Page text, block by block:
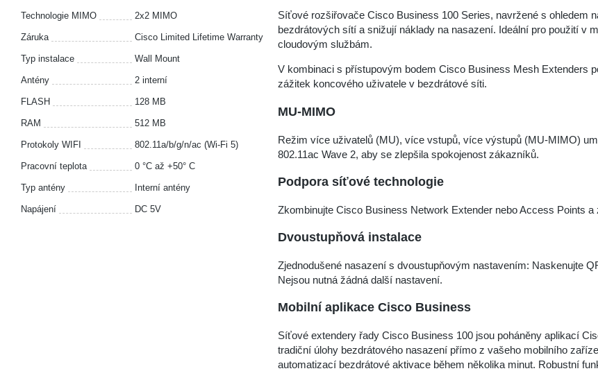
Technologie MIMO 2x2 MIMO
Záruka Cisco Limited Lifetime Warranty
Typ instalace Wall Mount
Antény 2 interní
FLASH 128 MB
RAM 512 MB
Protokoly WIFI 802.11a/b/g/n/ac (Wi-Fi 5)
Pracovní teplota 0 °C až +50° C
Typ antény Interní antény
Napájení DC 5V
Síťové rozšiřovače Cisco Business 100 Series, navržené s ohledem
bezdrátových sítí a snižují náklady na nasazení. Ideální pro použití v
cloudovým službám.
V kombinaci s přístupovým bodem Cisco Business Mesh Extenders
zážitek koncového uživatele v bezdrátové síti.
MU-MIMO
Režim více uživatelů (MU), více vstupů, více výstupů (MU-MIMO)
802.11ac Wave 2, aby se zlepšila spokojenost zákazníků.
Podpora síťové technologie
Zkombinujte Cisco Business Network Extender nebo Access Points
Dvoustupňová instalace
Zjednodušené nasazení s dvoustupňovým nastavením: Naskenujte
Nejsou nutná žádná další nastavení.
Mobilní aplikace Cisco Business
Síťové extendery řady Cisco Business 100 jsou poháněny aplikací
tradiční úlohy bezdrátového nasazení přímo z vašeho mobilního
automatizací bezdrátové aktivace během několika minut. Robustní